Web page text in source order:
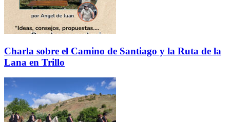
Charla sobre el Camino de Santiago y la Ruta de la
Lana en Trillo